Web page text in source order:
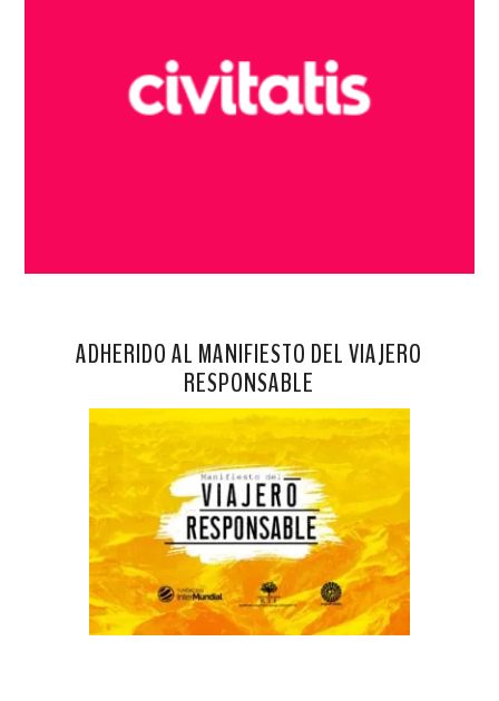
ADHERIDO AL MANIFIESTO DEL VIAJERO
RESPONSABLE